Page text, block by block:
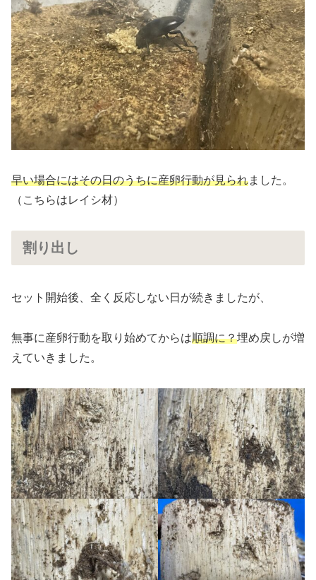
早い場合にはその日のうちに産卵行動が見られました。
（こちらはレイシ材）
割り出し
セット開始後、全く反応しない日が続きましたが、
無事に産卵行動を取り始めてからは順調に？埋め戻しが増
えていきました。